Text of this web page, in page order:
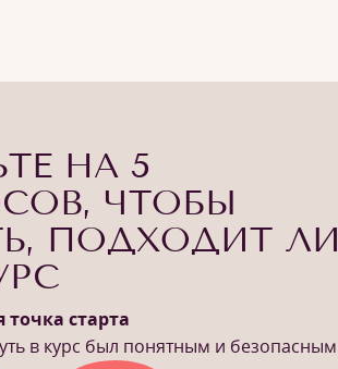
НА 5
ЧТОБЫ
ПОДХОДИТ
точка старта
в курс был понятным и безопасным